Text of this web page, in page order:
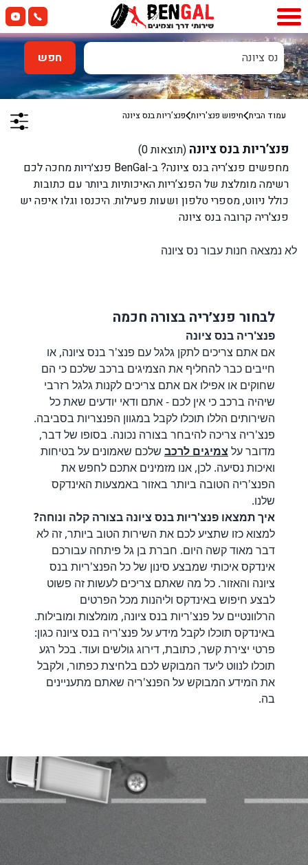
נס ציונה חפש
עמוד הבית חיפוש פנצ'ריות פנצ’ריות בנס ציונה
פנצ’ריות בנס ציונה (תוצאות0
)
מחפשים פנצ’ריה בנס ציונה
? ב-BenGal פנצ׳ריות מחכה לכם
רשימה מומלצת של הפנצ’ריות האיכותיות ביותר עם כתובות
כולל ניווט, מספרי טלפון ושעות פעילות. היכנסו וגלו איפה יש
פנצ'ריה קרובה בנס ציונה
לא נמצאה חנות עבור נס ציונה
לבחור פנצ׳ריה בצורה חכמה
פנצ'ריה בנס ציונה
אם אתם צריכים לתקן גלגל עם פנצ'ר בנס ציונה, או
חייבים כבר להחליף את הצמיגים ברכב שלכם כי הם
שחוקים או אפילו אם אתם צריכים לקנות גלגל רזרבי
שיהיה ברכב כי אין לכם - אתם ודאי יודעים שאת כל
השירותים הללו תוכלו לקבל במגוון הפנצריות בסביבה.
פנצ'ריה צריכה להיבחר בצורה נכונה. בסופו של דבר,
מדובר על צמיגים לרכב שלכם שאמונים על בטיחות
ואיכות נסיעה. לכן, אנו מזמינים אתכם לחפש את
הפנצ'ריה הטובה ביותר באזור באמצעות האינדקס
שלנו.
איך תמצאו פנצ'ריות בנס ציונה בצורה קלה ונוחה?
למצוא כזו שתציע לכם את השירות הטוב ביותר, זה לא
דבר מאוד קשה היום. חברת בן גל פיתחה עבורכם
אינדקס איכותי שמבצע סינון של כל הפנצ'ריות בנס
ציונה והאזור. כל מה שאתם צריכים לעשות זה פשוט
לבצע חיפוש באינדקס וליהנות מכל הפרטים
הרלוונטיים על פנצ'ריות בנס ציונה, מומלצות ומובילות.
באינדקס תוכלו לקבל מידע על פנצ'ריה בנס ציונה כגון:
פרטי יצירת קשר, כתובת, דירוג גולשים ועוד. בכל רגע
תוכלו לנווט ליעד המבוקש לכם בלחיצת כפתור, ולקבל
את המידע המבוקש על הפנצ'ריה שאתם מתעניינים
בה.